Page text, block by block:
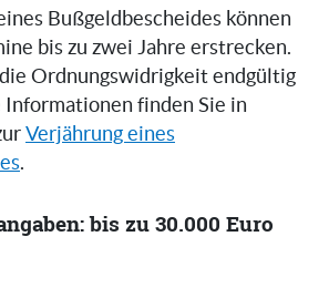
Bußgeldbescheides können
bis zu zwei Jahre erstrecken.
Ordnungswidrigkeit endgültig
finden Sie in
Verjährung eines
.
bis zu 30.000 Euro